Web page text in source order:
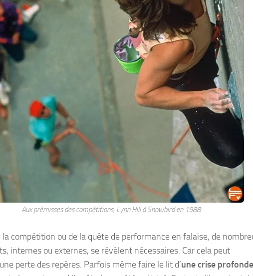
Aux prémisses des compétitions, Lynn Hill à Snowbird en 1988
la compétition ou de la quête de performance en falaise, de
internes ou externes, se révèlent nécessaires. Car cela peut
perte des repères. Parfois même faire le lit d’une crise profonde